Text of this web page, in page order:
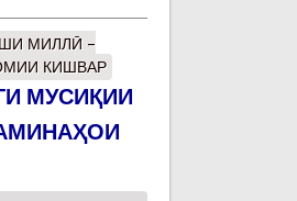
МИЛЛӢ –
КИШВАР
МУСИҚИИ